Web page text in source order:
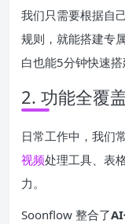
我们只需要根据自
规则，就能搭建专
白也能5分钟快速搭
2. 功能全覆
日常工作中，我们
视频处理工具、表
力。
Soonflow 整合了AI